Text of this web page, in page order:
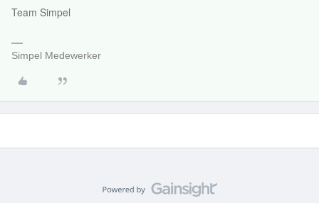
Team Simpel
Simpel Medewerker